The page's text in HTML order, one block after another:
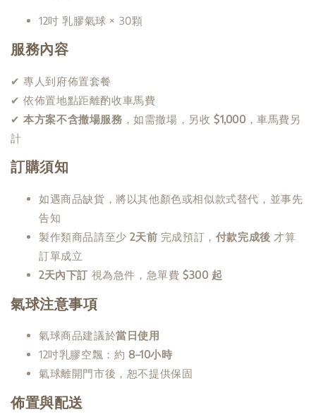
12吋 乳膠氣球 × 30顆
服務內容
✔ 專人到府佈置套餐
✔ 依佈置地點距離酌收車馬費
✔本方案不含撤場服務 ，如需撤場，另收$1,000 ，車馬費另
計
訂購須知
如遇商品缺貨，將以其他顏色或相似款式替代，並事先
告知
製作類商品請至少2天前 完成預訂， 付款完成後 才算
訂單成立
2天內下訂 視為急件，急單費$300 起
氣球注意事項
氣球商品建議於當日使用
12吋乳膠空飄：約 8–10小時
氣球離開門市後，恕不提供保固
佈置與配送